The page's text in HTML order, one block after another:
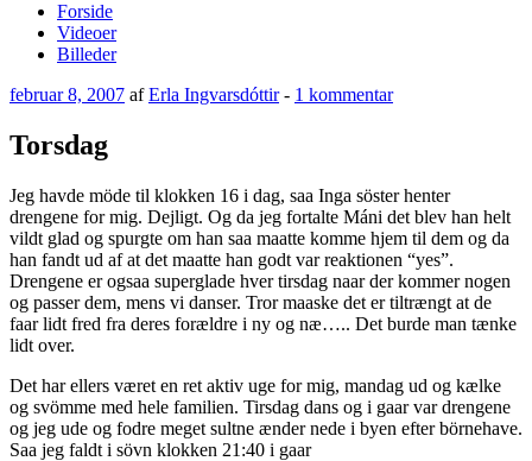
Forside
Videoer
Billeder
Udgivet
februar 8, 2007 afErla Ingvarsdóttir- 1 kommentartil
Torsdag
Jeg havde möde til klokken 16 i dag, saa Inga söster henter
drengene for mig. Dejligt. Og da jeg fortalte Máni det blev han helt
vildt glad og spurgte om han saa maatte komme hjem til dem og da
han fandt ud af at det maatte han godt var reaktionen “yes”.
Drengene er ogsaa superglade hver tirsdag naar der kommer nogen
og passer dem, mens vi danser. Tror maaske det er tiltrængt at de
faar lidt fred fra deres forældre i ny og næ….. Det burde man tænke
lidt over.
Det har ellers været en ret aktiv uge for mig, mandag ud og kælke
og svömme med hele familien. Tirsdag dans og i gaar var drengene
og jeg ude og fodre meget sultne ænder nede i byen efter börnehave.
Saa jeg faldt i sövn klokken 21:40 i gaar